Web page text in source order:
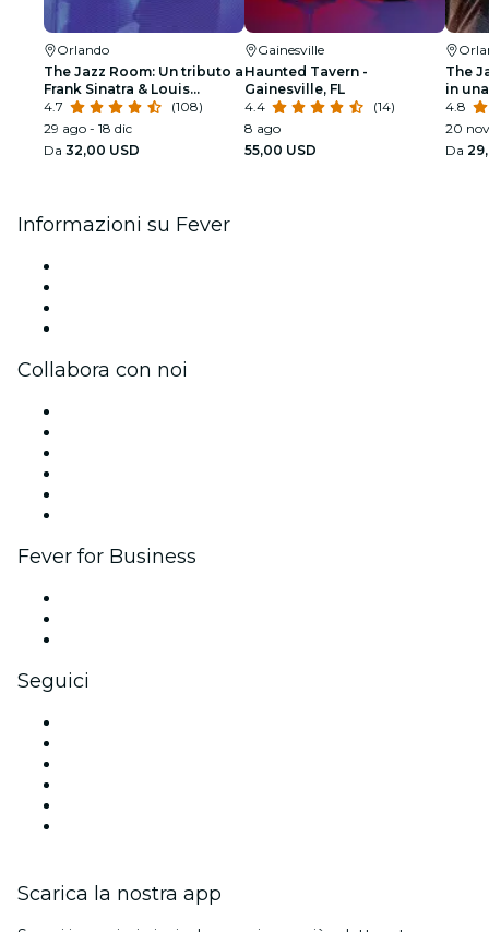
Orlando
The Jazz Room: Un tributo a
Frank Sinatra & Louis
Armstrong
4.7
(108)
29 ago - 18 dic
Da 32,00 USD
Gainesville
Haunted Tavern -
Gainesville, FL
4.4
(14)
8 ago
55,00 USD
The
in
4.8
20
Da
Informazioni su Fever
Collabora con noi
Fever for Business
Seguici
Scarica la nostra app